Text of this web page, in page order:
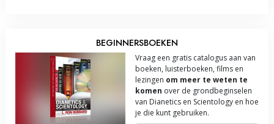
BEGINNERSBOEKEN
Vraag een gratis catalogus aan van
boeken, luisterboeken, films en
lezingen om meer te weten te
komen over de grondbeginselen
van Dianetics en Scientology en hoe
je die kunt gebruiken.